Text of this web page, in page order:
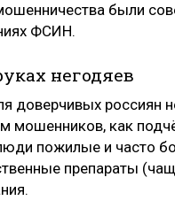
были
ФСИН.
негодяев
доверчивых россиян
мошенников, как
пожилые и часто
препараты